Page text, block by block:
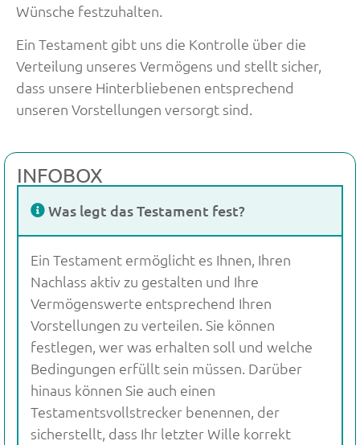
Wünsche festzuhalten.
Ein Testament gibt uns die Kontrolle über die
Verteilung unseres Vermögens und stellt sicher,
dass unsere Hinterbliebenen entsprechend
unseren Vorstellungen versorgt sind.
INFOBOX
Was legt das Testament fest?
Ein Testament ermöglicht es Ihnen, Ihren
Nachlass aktiv zu gestalten und Ihre
Vermögenswerte entsprechend Ihren
Vorstellungen zu verteilen. Sie können
festlegen, wer was erhalten soll und welche
Bedingungen erfüllt sein müssen. Darüber
hinaus können Sie auch einen
Testamentsvollstrecker benennen, der
sicherstellt, dass Ihr letzter Wille korrekt